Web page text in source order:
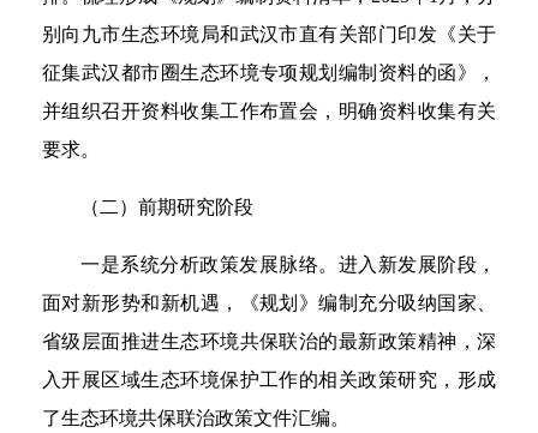
别向九市生态环境局和武汉市直有关部门印发《关于
征集武汉都市圈生态环境专项规划编制资料的函》，
并组织召开资料收集工作布置会，明确资料收集有关
要求。
（二）前期研究阶段
一是系统分析政策发展脉络。进入新发展阶段，
面对新形势和新机遇，《规划》编制充分吸纳国家、
省级层面推进生态环境共保联治的最新政策精神，深
入开展区域生态环境保护工作的相关政策研究，形成
了生态环境共保联治政策文件汇编。